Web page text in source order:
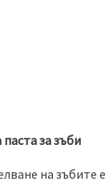
за зъби
на